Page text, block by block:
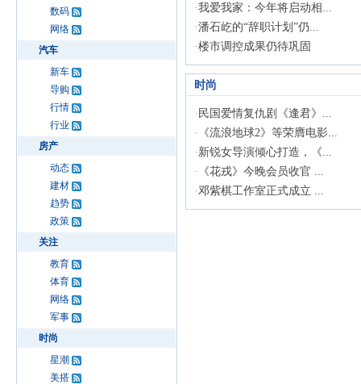
数码
网络
汽车
新车
导购
行情
行业
房产
动态
建材
趋势
政策
关注
教育
体育
网络
军事
时尚
星潮
美搭
·我爱我家：今年将启动相...
·潘石屹的“辞职计划”仍...
·楼市调控成果仍待巩固
时尚
· 民国爱情复仇剧《逢君》...
·
《流浪地球2》等荣膺电影...
· 新锐女导演倾心打造，《...
·
《花戎》今晚会员收官 ...
·邓紫棋工作室正式成立 ...